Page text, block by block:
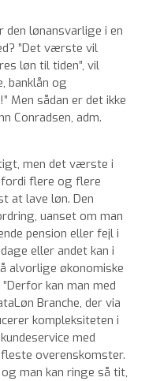
lønansvarlige i en
”Det værste vil
løn til tiden”, vil
banklån og
Men sådan er det ikke
Conradsen, adm.
men det værste i
flere og flere
at lave løn. Den
uanset om man
pension eller fejl i
eller andet kan i
økonomiske
kan man med
Branche, der via
kompleksiteten i
med
overenskomster.
man kan ringe så tit,